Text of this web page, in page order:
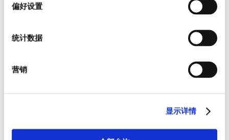
偏好设置
统计数据
营销
显示详情